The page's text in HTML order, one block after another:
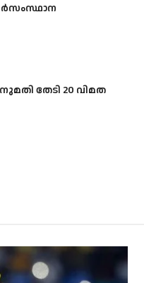
തേടി 20 വിമത